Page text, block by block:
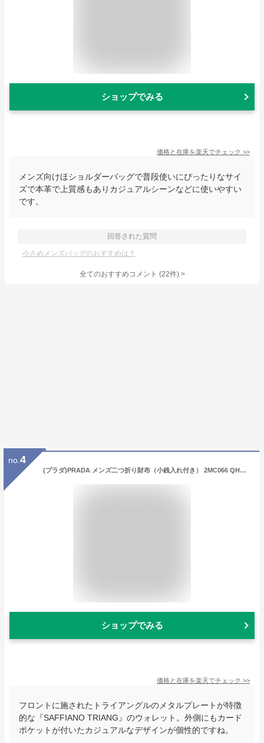
ショップでみる
価格と在庫を楽天でチェック >>
メンズ向けほショルダーバッグで普段使いにぴったりなサイ
ズで本革で上質感もありカジュアルシーンなどに使いやすい
です。
回答された質問
小さめメンズバッグのおすすめは？
全てのおすすめコメント (22件) >
no. 4
(プラダ)PRADA メンズ二つ折り財布（小銭入れ付き） 2MC066 QHH / SAFFIANO TRIANG ブラック
ショップでみる
価格と在庫を楽天でチェック >>
フロントに施されたトライアングルのメタルプレートが特徴
的な『SAFFIANO TRIANG』のウォレット。外側にもカード
ポケットが付いたカジュアルなデザインが個性的ですね。